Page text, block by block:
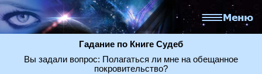
Гадание по Книге Судеб
Вы задали вопрос: Полагаться ли мне на обещанное
покровительство?